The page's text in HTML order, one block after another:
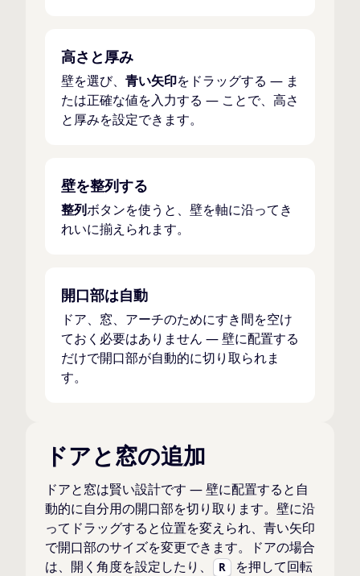
高さと厚み
壁を選び、 青い矢印をドラッグする — ま
たは正確な値を入力する — ことで、高さ
と厚みを設定できます。
壁を整列する
整列ボタンを使うと、壁を軸に沿ってき
れいに揃えられます。
開口部は自動
ドア、窓、アーチのためにすき間を空け
ておく必要はありません — 壁に配置する
だけで開口部が自動的に切り取られま
す。
ドアと窓の追加
ドアと窓は賢い設計です — 壁に配置すると自
動的に自分用の開口部を切り取ります。壁に沿
ってドラッグすると位置を変えられ、青い矢印
で開口部のサイズを変更できます。ドアの場合
は、開く角度を設定したり、
R
を押して回転